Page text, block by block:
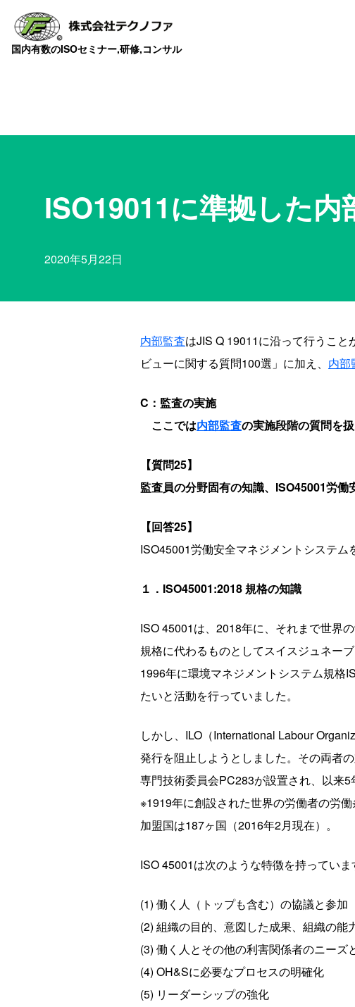
国内有数のISOセミナー,研修,コンサル
ISO19011に準拠した内
2020年5月22日
内部監査はJIS Q 19011に沿って行うこ
ビューに関する質問100選」に加え、 内部
C：監査の実施
ここでは内部監査の実施段階の質問を扱
【質問25】
監査員の分野固有の知識、ISO45001労働
【回答25】
ISO45001労働安全マネジメントシステム
１．ISO45001:2018 規格の知識
ISO 45001は、2018年に、それまで世界
規格に代わるものとしてスイスジュネー
1996年に環境マネジメントシステム規格
たいと活動を行っていました。
しかし、ILO（International Labour
発行を阻止しようとしました。その両者
専門技術委員会PC283が設置され、以来5
※1919年に創設された世界の労働者の労
加盟国は187ヶ国（2016年2月現在）。
ISO 45001は次のような特徴を持ってい
(1) 働く人（トップも含む）の協議と参加
(2) 組織の目的、意図した成果、組織の能
(3) 働く人とその他の利害関係者のニーズ
(4) OH&Sに必要なプロセスの明確化
(5) リーダーシップの強化